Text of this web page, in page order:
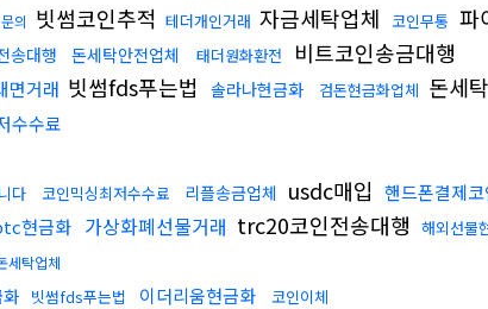
의 빗썸코인추적 테더개인거래 자금세탁업체 코인무통 파
송대행 돈세탁안전업체 태더원화환전 비트코인송금대행
면거래 빗썸fds푸는법 솔라나현금화 검돈현금화업체 돈세탁
수수료
다 코인믹싱최저수수료 리플송금업체 usdc매입 핸드폰결제코
현금화 가상화폐선물거래 trc20코인전송대행 해외선물
세탁업체
빗썸fds푸는법 이더리움현금화
코인이체